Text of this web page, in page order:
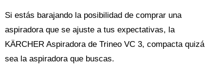
Si estás barajando la posibilidad de comprar una
aspiradora que se ajuste a tus expectativas, la
KÄRCHER Aspiradora de Trineo VC 3, compacta quizá
sea la aspiradora que buscas.